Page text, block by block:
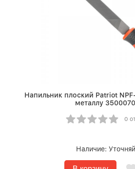
Напильник плоский Patriot
металлу
0
Наличие: